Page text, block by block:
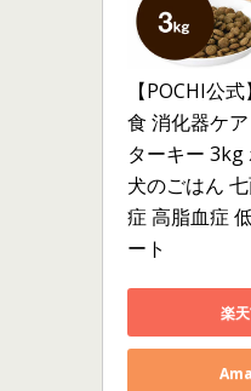
【POCHI公
食 消化器ケ
ターキー 3kg
犬のごはん
症 高脂血症
ート
楽